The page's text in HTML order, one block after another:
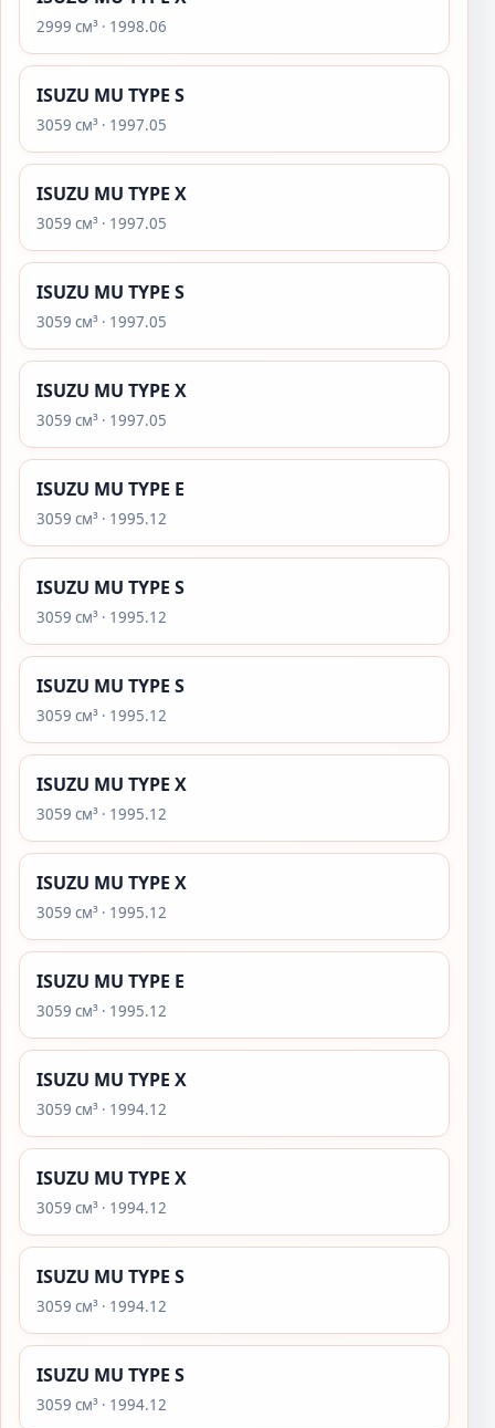
2999 см³ · 1998.06
ISUZU MU TYPE S
3059 см³ · 1997.05
ISUZU MU TYPE X
3059 см³ · 1997.05
ISUZU MU TYPE S
3059 см³ · 1997.05
ISUZU MU TYPE X
3059 см³ · 1997.05
ISUZU MU TYPE E
3059 см³ · 1995.12
ISUZU MU TYPE S
3059 см³ · 1995.12
ISUZU MU TYPE S
3059 см³ · 1995.12
ISUZU MU TYPE X
3059 см³ · 1995.12
ISUZU MU TYPE X
3059 см³ · 1995.12
ISUZU MU TYPE E
3059 см³ · 1995.12
ISUZU MU TYPE X
3059 см³ · 1994.12
ISUZU MU TYPE X
3059 см³ · 1994.12
ISUZU MU TYPE S
3059 см³ · 1994.12
ISUZU MU TYPE S
3059 см³ · 1994.12